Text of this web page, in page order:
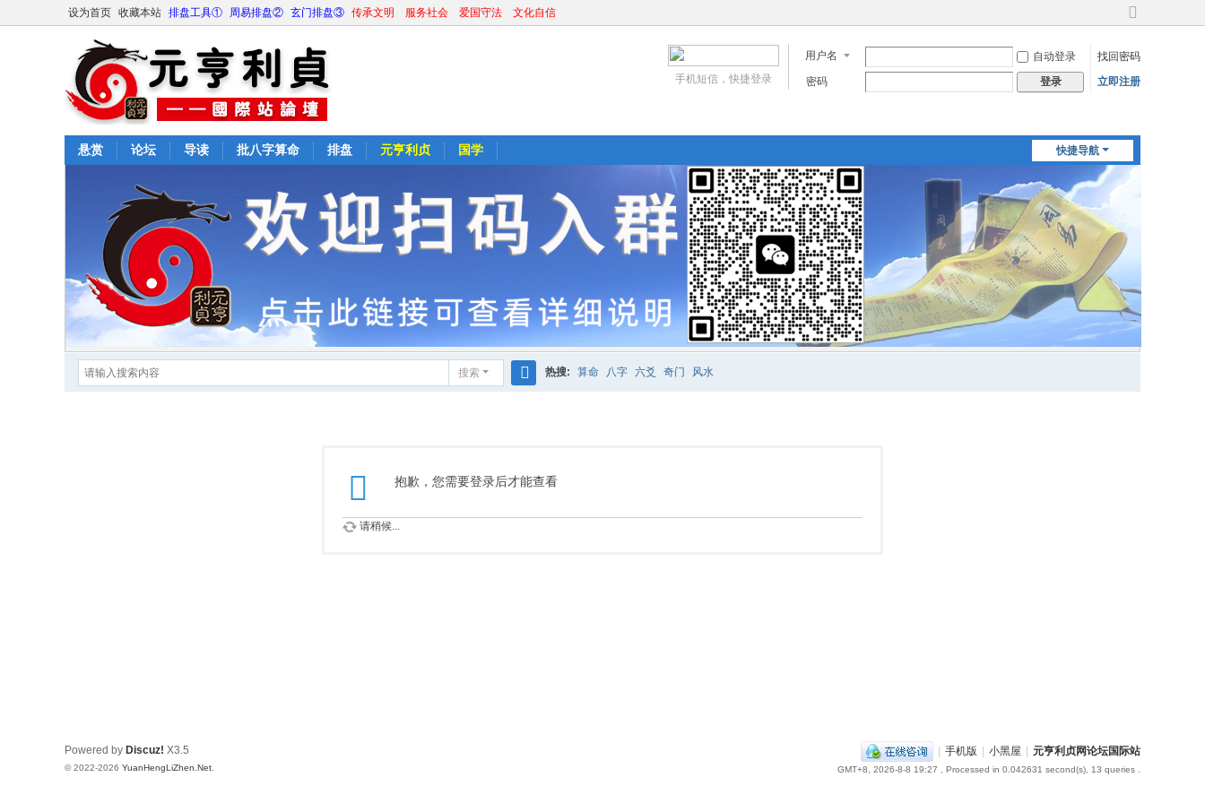
设为首页 收藏本站 排盘工具① 周易排盘② 玄门排盘③ 传承文明 服务社会 爱国守法 文化自信
切
到
宽
用户名 自动登录
找回密码
密码
登录 立即注册
手机短信，快捷登录
快捷导航
悬赏 论坛 导读 批八字算命 排盘 元亨利贞 国学
搜索 热搜: 算命 八字 六爻 奇门 风水
抱歉，您需要登录后才能查看
请稍候...
| 手机版 | 小黑屋 | 元亨利贞网论坛国际站
GMT+8, 2026-8-8 19:27 , Processed in 0.042631 second(s), 13 queries .
Powered by Discuz! X3.5
© 2022-2026 YuanHengLiZhen.Net